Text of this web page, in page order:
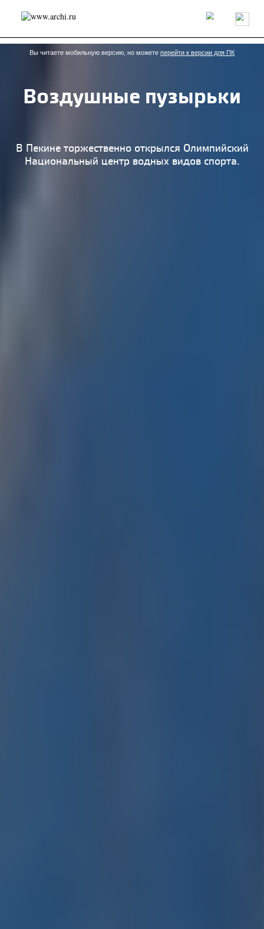
Россия Мир Технологии Интерьер Пресса
Архитекторы
Проекты
Конкурсы События Книги Вакансии
send.project Анонсы конкурсов
Блог
Интервью Исследование
Дизайн
Иностранцы в России
Интерьер
Книги
Наследие Образование
Урбанистика
Вы читаете мобильную версию, но можете перейти к версии для ПК
Воздушные пузырьки
В Пекине торжественно открылся Олимпийский
Национальный центр водных видов спорта.